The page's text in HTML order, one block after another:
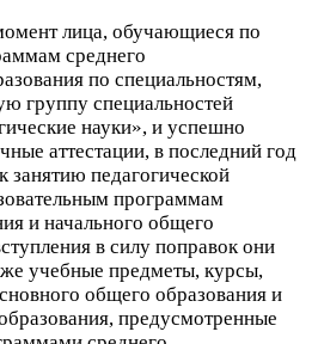
лица, обучающиеся по
среднего
по специальностям,
группу специальностей
науки», и успешно
аттестации, в последний год
занятию педагогической
программам
и начального общего
в силу поправок они
учебные предметы, курсы,
общего образования и
предусмотренные